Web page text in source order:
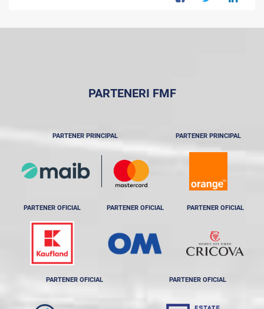
PARTENERI FMF
PARTENER PRINCIPAL PARTENER PRINCIPAL
PARTENER OFICIAL PARTENER OFICIAL PARTENER OFICIAL
PARTENER OFICIAL PARTENER OFICIAL